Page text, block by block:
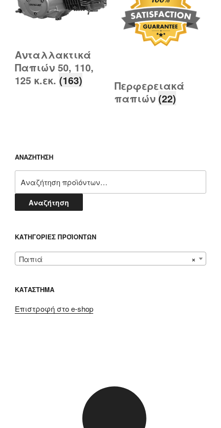
Ανταλλακτικά
Παπιών 50, 110,
125 κ.εκ. (163)
Περφερειακά
παπιών (22)
ΑΝΑΖΗΤΗΣΗ
για:
Αναζήτηση
ΚΑΤΗΓΟΡΊΕΣ ΠΡΟΪΌΝΤΩΝ
×
Παπιά
ΚΑΤΑΣΤΗΜΑ
Επιστροφή στο e-shop